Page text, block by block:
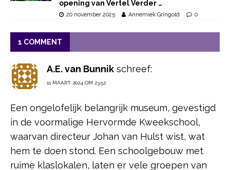
opening van Vertel Verder …
20 november 2025 Annemiek Gringold 0
1 COMMENT
A.E. van Bunnik schreef:
11 MAART 2024 OM 23:52
Een ongelofelijk belangrijk museum, gevestigd
in de voormalige Hervormde Kweekschool,
waarvan directeur Johan van Hulst wist, wat
hem te doen stond. Een schoolgebouw met
ruime klaslokalen, laten er vele groepen van